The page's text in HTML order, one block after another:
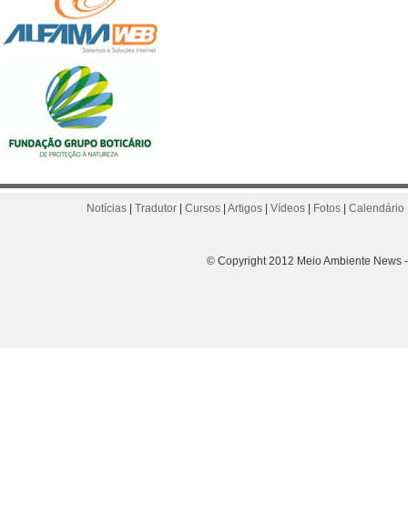
Notícias Tradutor Cursos Artigos Vídeos Fotos Calendário
© Copyright 2012 Meio Ambiente News